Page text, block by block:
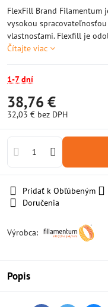
FlexFill Brand Filamentum
vysokou
vlastnosťami. Flexfill je
Čítajte viac
1-7 dní
38,76 €
32,03 € bez DPH
Pridať k Obľúbeným
Doručenia
Výrobca:
Popis